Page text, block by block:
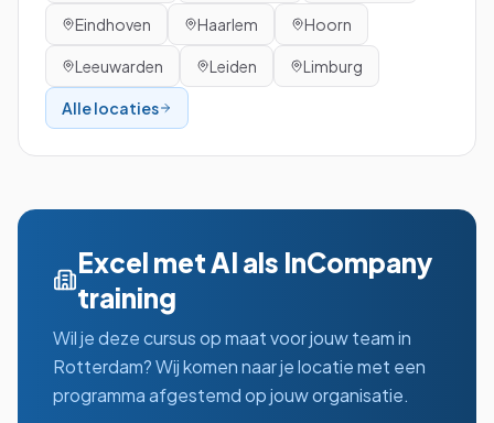
Eindhoven Haarlem Hoorn
Leeuwarden Leiden Limburg
Alle locaties
Excel met AI als InCompany
training
Wil je deze cursus op maat voor jouw team in
Rotterdam? Wij komen naar je locatie met een
programma afgestemd op jouw organisatie.